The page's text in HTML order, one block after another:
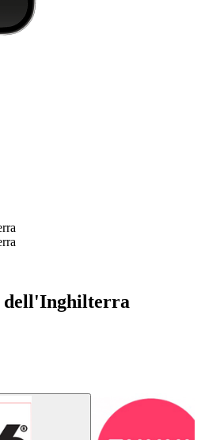
dell'Inghilterra